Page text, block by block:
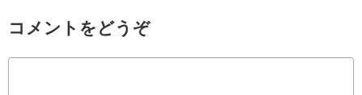
コメントをどうぞ